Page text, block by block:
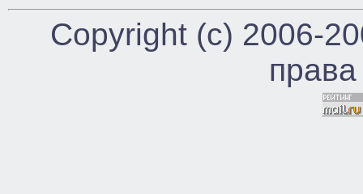
Copyright (c) 2006-